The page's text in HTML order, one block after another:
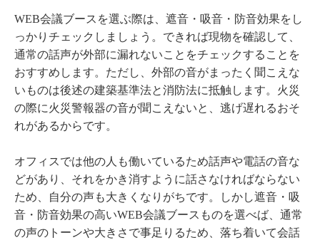
WEB会議ブースを選ぶ際は、遮音・吸音・防音効果をし
っかりチェックしましょう。できれば現物を確認して、
通常の話声が外部に漏れないことをチェックすることを
おすすめします。ただし、外部の音がまったく聞こえな
いものは後述の建築基準法と消防法に抵触します。火災
の際に火災警報器の音が聞こえないと、逃げ遅れるおそ
れがあるからです。
オフィスでは他の人も働いているため話声や電話の音な
どがあり、それをかき消すように話さなければならない
ため、自分の声も大きくなりがちです。しかし遮音・吸
音・防音効果の高いWEB会議ブースものを選べば、通常
の声のトーンや大きさで事足りるため、落ち着いて会話